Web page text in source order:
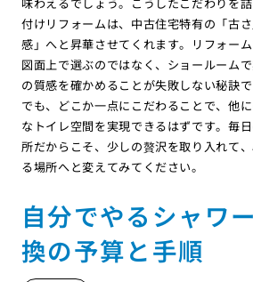
付けリフォームは、中古住宅特有の「古
感」へと昇華させてくれます。リフォー
図面上で選ぶのではなく、ショールーム
の質感を確かめることが失敗しない秘訣
でも、どこか一点にこだわることで、他
なトイレ空間を実現できるはずです。毎
所だからこそ、少しの贅沢を取り入れて
る場所へと変えてみてください。
自分でやるシャワ
換の予算と手順